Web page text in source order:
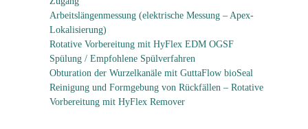
Arbeitslängenmessung (elektrische Messung – Apex-
Lokalisierung)
Rotative Vorbereitung mit HyFlex EDM OGSF
Spülung / Empfohlene Spülverfahren
Obturation der Wurzelkanäle mit GuttaFlow bioSeal
Reinigung und Formgebung von Rückfällen – Rotative
Vorbereitung mit HyFlex Remover